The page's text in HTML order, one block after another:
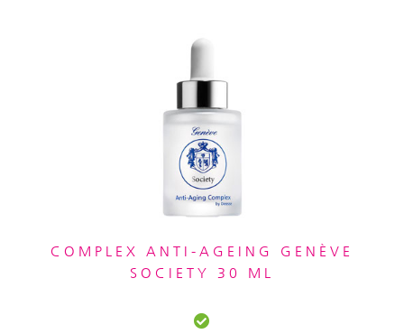
COMPLEX ANTI-AGEING GENÈVE
SOCIETY 30 ML